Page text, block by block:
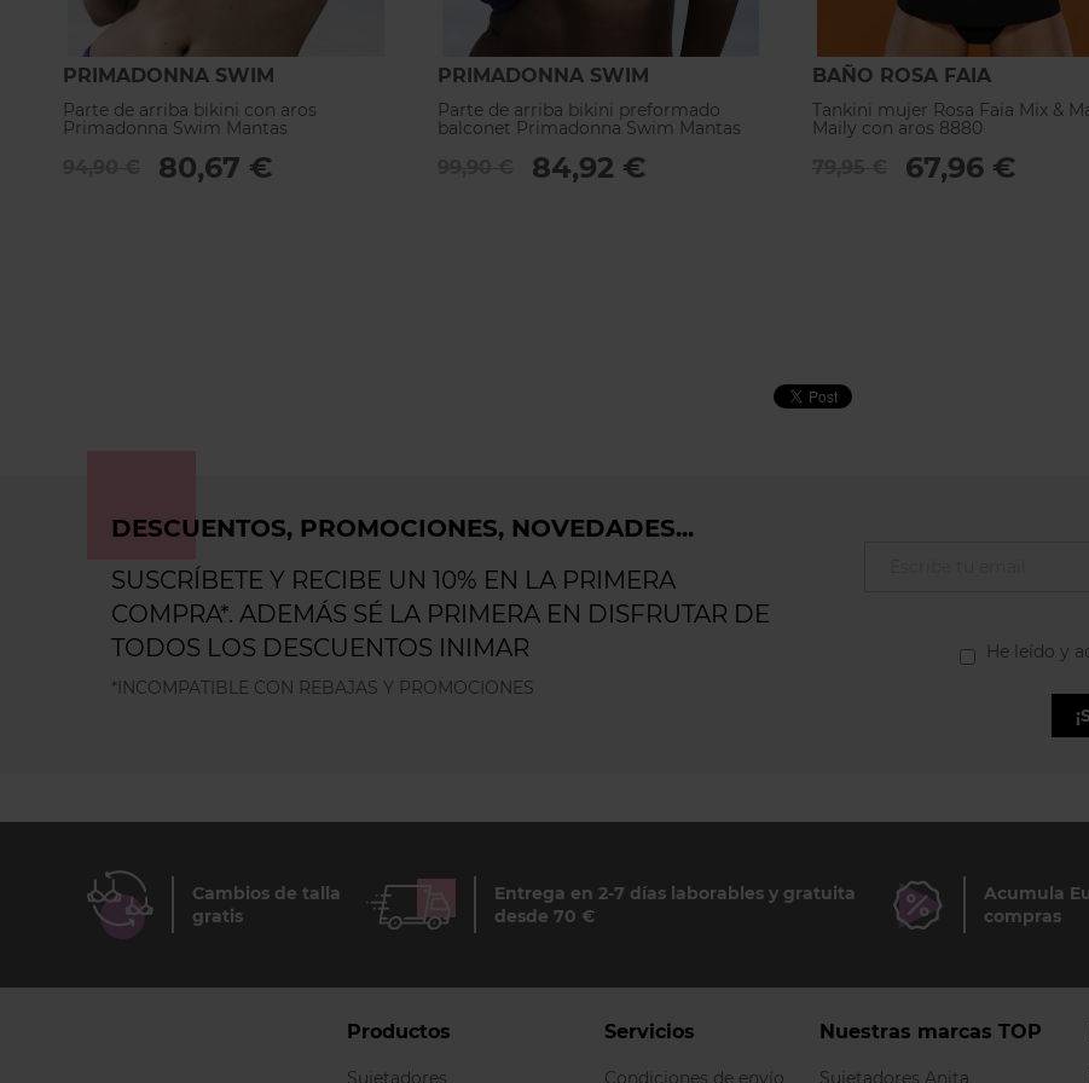
PRIMADONNA SWIM
Parte de arriba bikini con aros
Primadonna Swim Mantas
80,67 €
PRIMADONNA SWIM
Parte de arriba bikini preformado
balconet Primadonna Swim Mantas
84,92 €
BAÑO ROSA FAIA
Tankini mujer Rosa Faia Mix &
Maily con aros 8880
67,96 €
DESCUENTOS, PROMOCIONES, NOVEDADES...
SUSCRÍBETE Y RECIBE UN 10% EN LA PRIMERA
COMPRA*. ADEMÁS SÉ LA PRIMERA EN DISFRUTAR DE
TODOS LOS DESCUENTOS INIMAR
*INCOMPATIBLE CON REBAJAS Y PROMOCIONES
He leído y
Cambios de talla
gratis
Entrega en 2-7 días laborables y gratuita
desde 70 €
Acumula
compras
Productos
Sujetadores
Servicios
Condiciones de envío
Nuestras marcas TOP
Sujetadores Anita